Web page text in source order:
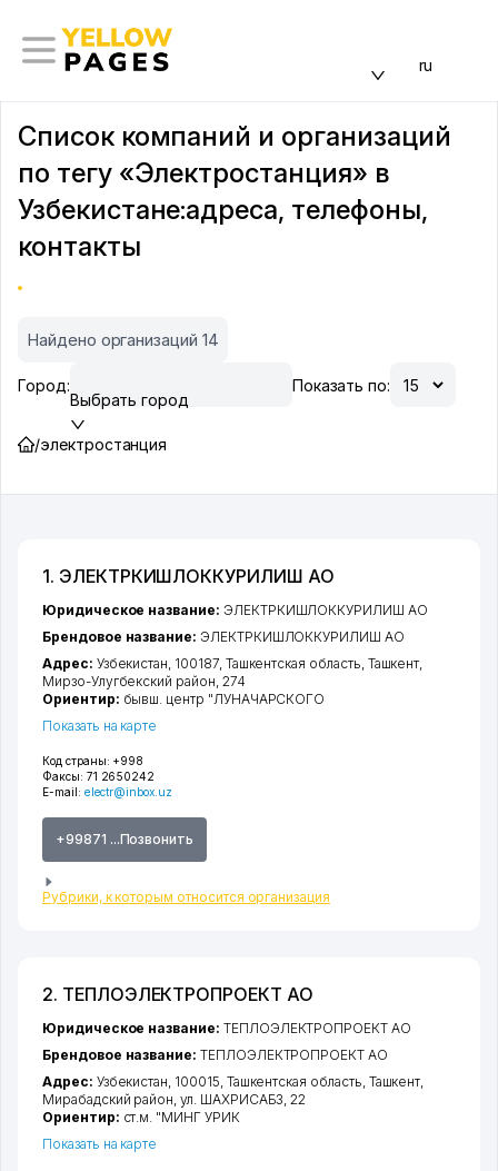
ru
Список компаний и организаций
по тегу «Электростанция» в
Узбекистане:адреса, телефоны,
контакты
Найдено организаций 14
Город:
Выбрать город
Показать по:
/электростанция
1. ЭЛЕКТРКИШЛОККУРИЛИШ АО
Код страны: +998
Факсы: 71 2650242
E-mail: electr@inbox.uz
+99871 ...Позвонить
Рубрики, к которым относится организация
Юридическое название: ЭЛЕКТРКИШЛОККУРИЛИШ АО
Брендовое название: ЭЛЕКТРКИШЛОККУРИЛИШ АО
Адрес: Узбекистан, 100187, Ташкентская область, Ташкент,
Мирзо-Улугбекский район, 274
Ориентир: бывш. центр "ЛУНАЧАРСКОГО
Показать на карте
2. ТЕПЛОЭЛЕКТРОПРОЕКТ АО
Юридическое название: ТЕПЛОЭЛЕКТРОПРОЕКТ АО
Брендовое название: ТЕПЛОЭЛЕКТРОПРОЕКТ АО
Адрес: Узбекистан, 100015, Ташкентская область, Ташкент,
Мирабадский район,ул. ШАХРИСАБЗ, 22
Ориентир: ст.м. "МИНГ УРИК
Показать на карте